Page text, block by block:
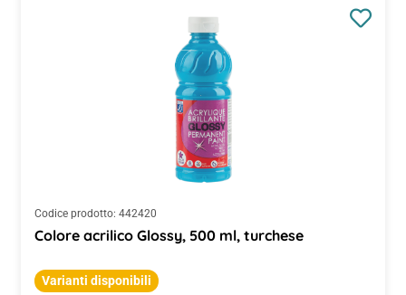
Codice prodotto: 442420
Colore acrilico Glossy, 500 ml, turchese
Varianti disponibili